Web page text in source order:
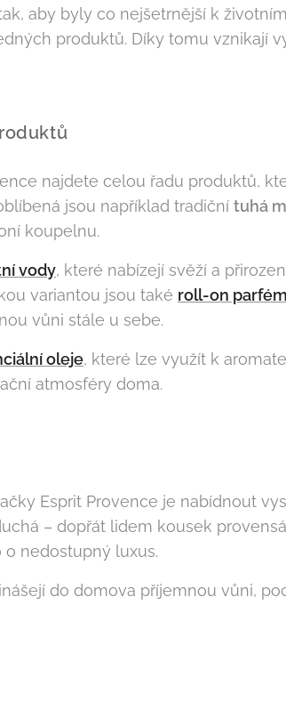
aby byly co nejšetrnější k
produktů. Díky tomu vznikají
najdete celou řadu produktů,
jsou například tradiční tuhá
koupelnu.
vody, které nabízejí svěží a
variantou jsou také roll-on
vůni stále u sebe.
oleje, které lze využít k
atmosféry doma.
Esprit Provence je nabídnout
– dopřát lidem kousek
nedostupný luxus.
do domova příjemnou vůni,